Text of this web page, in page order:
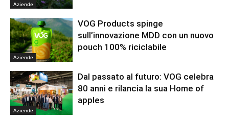
Aziende
Aziende
VOG Products spinge
sull’innovazione MDD con un nuovo
pouch 100% riciclabile
Aziende
Dal passato al futuro: VOG celebra
80 anni e rilancia la sua Home of
apples